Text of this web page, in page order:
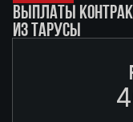
ВЫПЛАТЫ
ИЗ ТАРУСЫ